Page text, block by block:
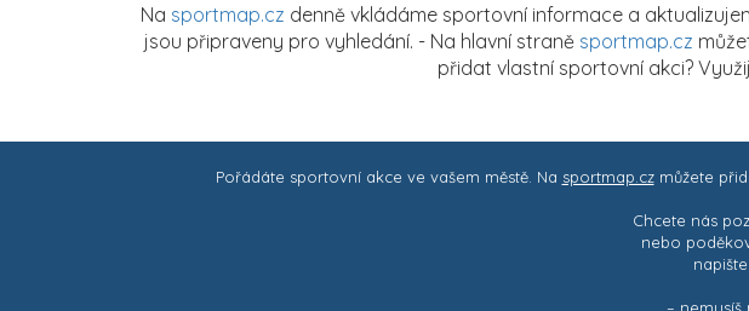
Na sportmap.cz denně vkládáme sportovní informace a
jsou připraveny pro vyhledání. - Na hlavní straně sportmap.cz
přidat vlastní sportovní akci?
Pořádáte sportovní akce ve vašem městě. Na sportmap.czmůžete
Chcete nás
nebo
napište